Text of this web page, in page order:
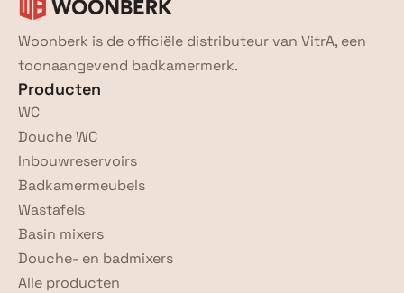
Woonberk is de officiële distributeur van VitrA, een
toonaangevend badkamermerk.
Producten
WC
Douche WC
Inbouwreservoirs
Badkamermeubels
Wastafels
Basin mixers
Douche- en badmixers
Alle producten